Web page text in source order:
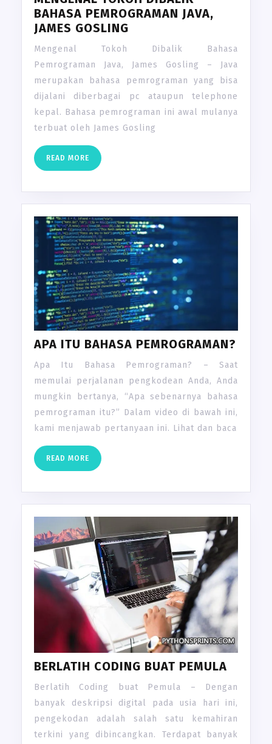
BAHASA PEMROGRAMAN JAVA,
JAMES GOSLING
Mengenal Tokoh Dibalik Bahasa
Pemrograman Java, James Gosling – Java
merupakan bahasa pemrograman yang bisa
dijalani diberbagai pc ataupun telephone
kepal. Bahasa pemrograman ini awal mulanya
terbuat oleh James Gosling
READ MORE READ
MORE
APA ITU BAHASA PEMROGRAMAN?
Apa Itu Bahasa Pemrograman? – Saat
memulai perjalanan pengkodean Anda, Anda
mungkin bertanya, “Apa sebenarnya bahasa
pemrograman itu?” Dalam video di bawah ini,
kami menjawab pertanyaan ini. Lihat dan baca
READ MORE READ
MORE
BERLATIH CODING BUAT PEMULA
Berlatih Coding buat Pemula – Dengan
banyak deskripsi digital pada usia hari ini,
pengekodan adalah salah satu kemahiran
terkini yang dibincangkan. Terdapat banyak